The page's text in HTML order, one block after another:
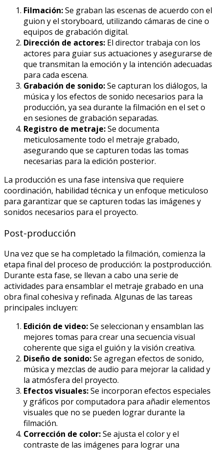
Filmación:Se graban las escenas de acuerdo con el
guion y el storyboard, utilizando cámaras de cine o
equipos de grabación digital.
Dirección de actores: El director trabaja con los
actores para guiar sus actuaciones y asegurarse de
que transmitan la emoción y la intención adecuadas
para cada escena.
Grabación de sonido:Se capturan los diálogos, la
música y los efectos de sonido necesarios para la
producción, ya sea durante la filmación en el set o
en sesiones de grabación separadas.
Registro de metraje:Se documenta
meticulosamente todo el metraje grabado,
asegurando que se capturen todas las tomas
necesarias para la edición posterior.
La producción es una fase intensiva que requiere
coordinación, habilidad técnica y un enfoque meticuloso
para garantizar que se capturen todas las imágenes y
sonidos necesarios para el proyecto.
Post-producción
Una vez que se ha completado la filmación, comienza la
etapa final del proceso de producción: la postproducción.
Durante esta fase, se llevan a cabo una serie de
actividades para ensamblar el metraje grabado en una
obra final cohesiva y refinada. Algunas de las tareas
principales incluyen:
Edición de video:Se seleccionan y ensamblan las
mejores tomas para crear una secuencia visual
coherente que siga el guión y la visión creativa.
Diseño de sonido:Se agregan efectos de sonido,
música y mezclas de audio para mejorar la calidad y
la atmósfera del proyecto.
Efectos visuales:Se incorporan efectos especiales
y gráficos por computadora para añadir elementos
visuales que no se pueden lograr durante la
filmación.
Corrección de color:Se ajusta el color y el
contraste de las imágenes para lograr una